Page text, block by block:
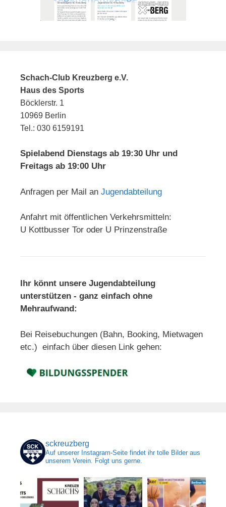
Schach-Club Kreuzberg e.V.
Haus des Sports
Böcklerstr. 1
10969 Berlin
Tel.: 030 6159191
Spielabend Dienstags ab 19:30 Uhr und
Freitags ab 19:00 Uhr
Anfragen per Mail an Jugendabteilung
Anfahrt mit öffentlichen Verkehrsmitteln:
U Kottbusser Tor oder U Prinzenstraße
Ihr könnt unsere Jugendabteilung
unterstützen - ganz einfach ohne
Mehraufwand:
Bei Reisebuchungen (Bahn, Booking, Mietwagen
etc.) einfach über diesen Link gehen:
sckreuzberg
Auf unserer Instagram-Seite findet ihr tolle Bilder aus
unserem Verein. Folgt uns gerne.